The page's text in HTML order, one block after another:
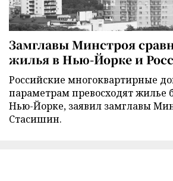
Замглавы Минстроя
жилья в Нью-Йорке и
Российские многоквартирные
параметрам превосходят жилье
Нью-Йорке, заявил замглавы
Стасишин.